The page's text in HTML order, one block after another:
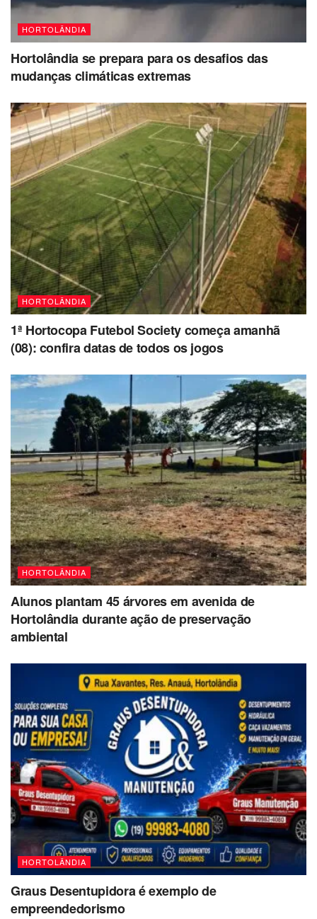
HORTOLÂNDIA
Hortolândia se prepara para os desafios das
mudanças climáticas extremas
HORTOLÂNDIA
1ª Hortocopa Futebol Society começa amanhã
(08): confira datas de todos os jogos
HORTOLÂNDIA
Alunos plantam 45 árvores em avenida de
Hortolândia durante ação de preservação
ambiental
HORTOLÂNDIA
Graus Desentupidora é exemplo de
empreendedorismo